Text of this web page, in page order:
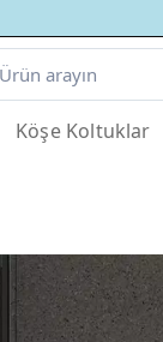
Köşe Koltuklar